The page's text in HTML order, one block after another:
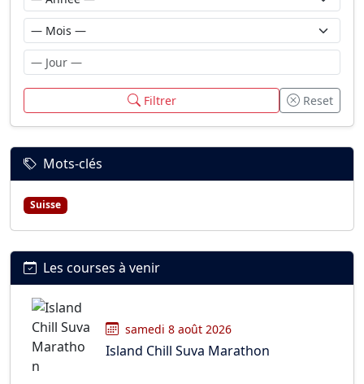
Filtrer Reset
Mots-clés
Suisse
Les courses à venir
samedi 8 août 2026
Island Chill Suva Marathon